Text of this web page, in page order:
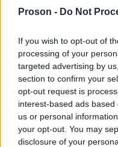
Proson - Do Not
If you wish to opt-out of
processing of your
targeted advertising by
section to confirm your
opt-out request is
interest-based ads
us or personal
your opt-out. You may
disclosure of your
20/1/2025
20/1/2025
20/1/2025
8:00:00 πμ
20/1/2025
1:30:00 μμ
8:00:00 πμ
20/1/2025
2:30:00 μμ